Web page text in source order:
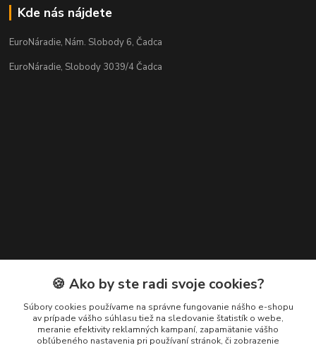
Kde nás nájdete
EuroNáradie, Nám. Slobody 6, Čadca
EuroNáradie, Slobody 3039/4 Čadca
Kontakty
Zákaznícka podpora EuroNáradie
+421 911 629 846
(Po-Pia, 8-16 hod.)
🍪 Ako by ste radi svoje cookies?
Súbory cookies používame na správne fungovanie nášho e-shopu
av prípade vášho súhlasu tiež na sledovanie štatistík o webe,
meranie efektivity reklamných kampaní, zapamätanie vášho
obľúbeného nastavenia pri používaní stránok, či zobrazenie